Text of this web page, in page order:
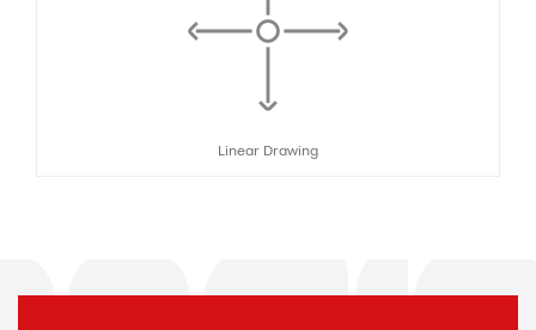
Linear Drawing